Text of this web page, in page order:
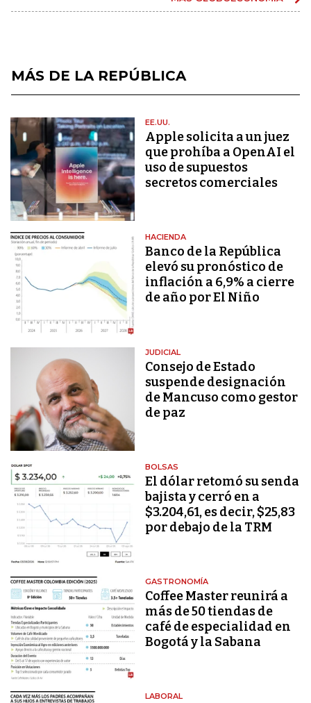
MÁS DE LA REPÚBLICA
EE.UU.
Apple solicita a un juez
que prohíba a OpenAI el
uso de supuestos
secretos comerciales
HACIENDA
Banco de la República
elevó su pronóstico de
inflación a 6,9% a cierre
de año por El Niño
JUDICIAL
Consejo de Estado
suspende designación
de Mancuso como gestor
de paz
BOLSAS
El dólar retomó su senda
bajista y cerró en a
$3.204,61, es decir, $25,83
por debajo de la TRM
GASTRONOMÍA
Coffee Master reunirá a
más de 50 tiendas de
café de especialidad en
Bogotá y la Sabana
LABORAL